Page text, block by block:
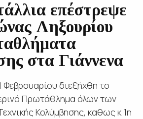
επέστρεψε
Ληξουρίου
στα Γιάννενα
Φεβρουαρίου διεξήχθη το
Πρωτάθλημα όλων των
Κολύμβησης, καθως κ 1η